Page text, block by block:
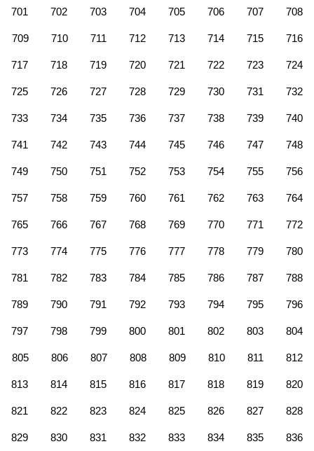
701 702 703 704 705 706 707 708
709 710 711 712 713 714 715 716
717 718 719 720 721 722 723 724
725 726 727 728 729 730 731 732
733 734 735 736 737 738 739 740
741 742 743 744 745 746 747 748
749 750 751 752 753 754 755 756
757 758 759 760 761 762 763 764
765 766 767 768 769 770 771 772
773 774 775 776 777 778 779 780
781 782 783 784 785 786 787 788
789 790 791 792 793 794 795 796
797 798 799 800 801 802 803 804
805 806 807 808 809 810 811 812
813 814 815 816 817 818 819 820
821 822 823 824 825 826 827 828
829 830 831 832 833 834 835 836